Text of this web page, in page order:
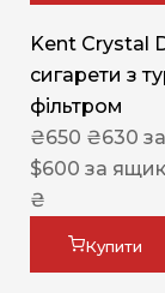
Kent Crystal
сигарети з
фільтром
₴650 ₴630
$600 за ящик
₴
Купити